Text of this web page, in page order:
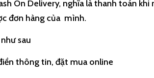
On Delivery, nghĩa là thanh toán
đơn hàng của mình.
sau
thông tin, đặt mua online